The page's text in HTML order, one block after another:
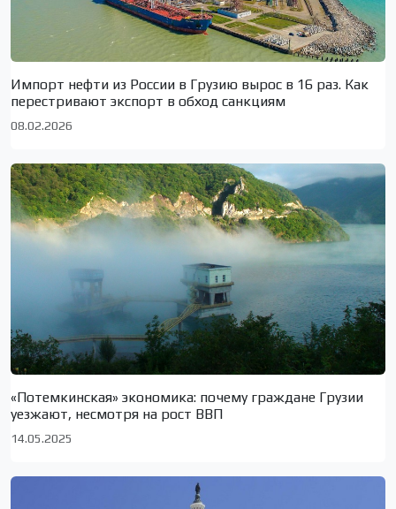
Импорт нефти из России в Грузию вырос в 16 раз. Как
перестривают экспорт в обход санкциям
08.02.2026
«Потемкинская» экономика: почему граждане Грузии
уезжают, несмотря на рост ВВП
14.05.2025